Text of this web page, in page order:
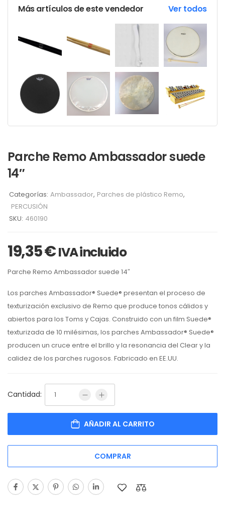
Más artículos de este vendedor Ver todos
Parche Remo Ambassador suede
14″
Categorías: Ambassador, Parches de plástico Remo,
PERCUSIÓN
SKU: 460190
19,35€IVA incluido
Parche Remo Ambassador suede 14″
Los parches Ambassador® Suede® presentan el proceso de
texturización exclusivo de Remo que produce tonos cálidos y
abiertos para los Toms y Cajas. Construido con un film Suede®
texturizada de 10 milésimas, los parches Ambassador® Suede®
producen un cruce entre el brillo y la resonancia del Clear y la
calidez de los parches rugosos. Fabricado en EE.UU.
Cantidad:
AÑADIR AL CARRITO
COMPRAR